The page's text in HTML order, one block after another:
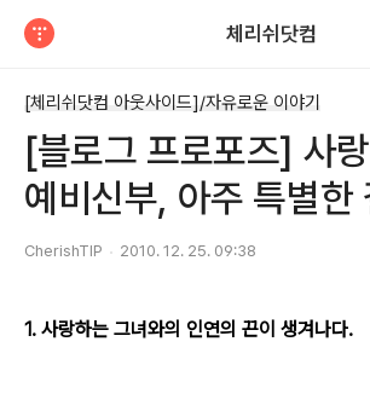
체리쉬닷컴
[체리쉬닷컴 아웃사이드]/자유로운 이야기
[블로그 프로포즈] 사
예비신부, 아주 특별한
CherishTIP 2010. 12. 25. 09:38
1. 사랑하는 그녀와의 인연의 끈이 생겨나다.